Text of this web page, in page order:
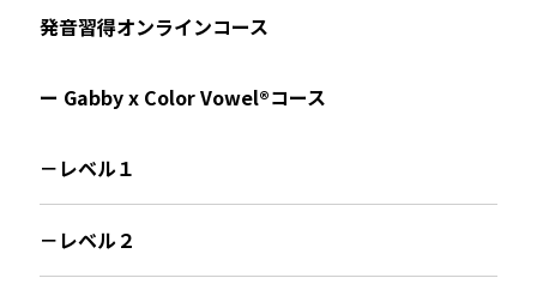
発音習得オンラインコース
ー Gabby x Color Vowel®︎コース
－レベル１
－レベル２